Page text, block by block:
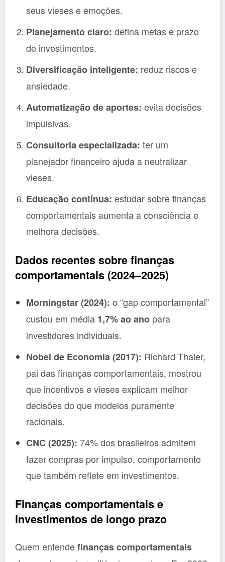
seus vieses e emoções.
Planejamento claro: defina metas e prazo
de investimentos.
Diversificação inteligente: reduz riscos e
ansiedade.
Automatização de aportes: evita decisões
impulsivas.
Consultoria especializada: ter um
planejador financeiro ajuda a neutralizar
vieses.
Educação contínua: estudar sobre finanças
comportamentais aumenta a consciência e
melhora decisões.
Dados recentes sobre finanças
comportamentais (2024–2025)
Morningstar (2024): o “gap comportamental”
custou em média 1,7% ao ano para
investidores individuais.
Nobel de Economia (2017): Richard Thaler,
pai das finanças comportamentais, mostrou
que incentivos e vieses explicam melhor
decisões do que modelos puramente
racionais.
CNC (2025): 74% dos brasileiros admitem
fazer compras por impulso, comportamento
que também reflete em investimentos.
Finanças comportamentais e
investimentos de longo prazo
Quem entendefinanças comportamentais